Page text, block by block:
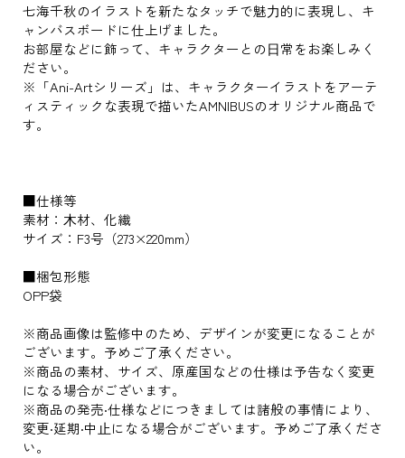
七海千秋のイラストを新たなタッチで魅⼒的に表現し、キ
ャンバスボードに仕上げました。
お部屋などに飾って、キャラクターとの⽇常をお楽しみく
ださい。
※「Ani-Artシリーズ」は、キャラクターイラストをアーテ
ィスティックな表現で描いたAMNIBUSのオリジナル商品で
す。
■仕様等
素材：⽊材、化繊
サイズ：F3号（273×220mm）
■梱包形態
OPP袋
※商品画像は監修中のため、デザインが変更になることが
ございます。予めご了承ください。
※商品の素材、サイズ、原産国などの仕様は予告なく変更
になる場合がございます。
※商品の発売‧仕様などにつきましては諸般の事情により、
変更‧延期‧中⽌になる場合がございます。予めご了承くださ
い。